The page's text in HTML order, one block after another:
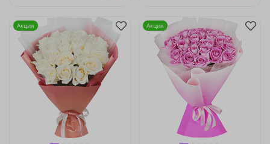
Акция Акция